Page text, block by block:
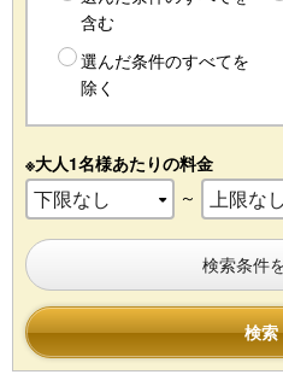
含む
選んだ条件のすべてを
除く
※大人1名様あたりの料金
～
検索条件
検索